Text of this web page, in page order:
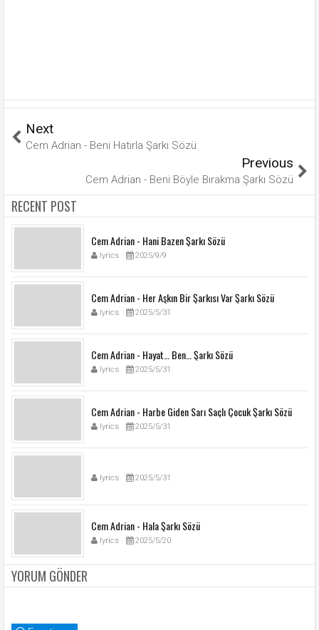
Next
Cem Adrian - Beni Hatırla Şarkı Sözü
Previous
Cem Adrian - Beni Böyle Bırakma Şarkı Sözü
RECENT POST
Cem Adrian - Hani Bazen Şarkı Sözü
lyrics 2025/9/9
Cem Adrian - Her Aşkın Bir Şarkısı Var Şarkı Sözü
lyrics 2025/5/31
Cem Adrian - Hayat… Ben… Şarkı Sözü
lyrics 2025/5/31
Cem Adrian - Harbe Giden Sarı Saçlı Çocuk Şarkı Sözü
lyrics 2025/5/31
lyrics 2025/5/31
Cem Adrian - Hala Şarkı Sözü
lyrics 2025/5/20
YORUM GÖNDER